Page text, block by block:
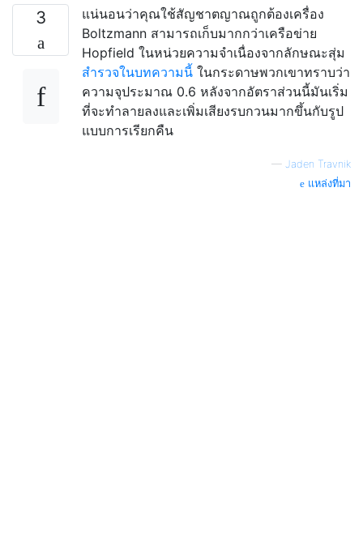
3
แน่นอนว่าคุณใช้สัญชาตญาณถูกต้องเครื่อง
Boltzmann สามารถเก็บมากกว่าเครือข่าย
Hopfield ในหน่วยความจำเนื่องจากลักษณะสุ่ม
สำรวจในบทความนี้ ในกระดาษพวกเขาทราบว่า
ความจุประมาณ 0.6 หลังจากอัตราส่วนนี้มันเริ่ม
ที่จะทำลายลงและเพิ่มเสียงรบกวนมากขึ้นกับรูป
แบบการเรียกคืน
— Jaden Travnik
แหล่งที่มา